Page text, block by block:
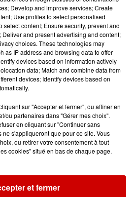
Vacances : inscrivez-
!
Voir plus
de
féminin
Develop and improve services; Create
Use profiles to select personalised
select content; Ensure security, prevent and
Deliver and present advertising and content;
choices. These technologies may
as IP address and browsing data to offer
devices based on information actively
data; Match and combine data from
devices; Identify devices based on
sur "Accepter et fermer", ou affiner en
ou partenaires dans "Gérer mes choix".
en cliquant sur "Continuer sans
ne s'appliqueront que pour ce site. Vous
ou retirer votre consentement à tout
cookies" situé en bas de chaque page.
et fermer